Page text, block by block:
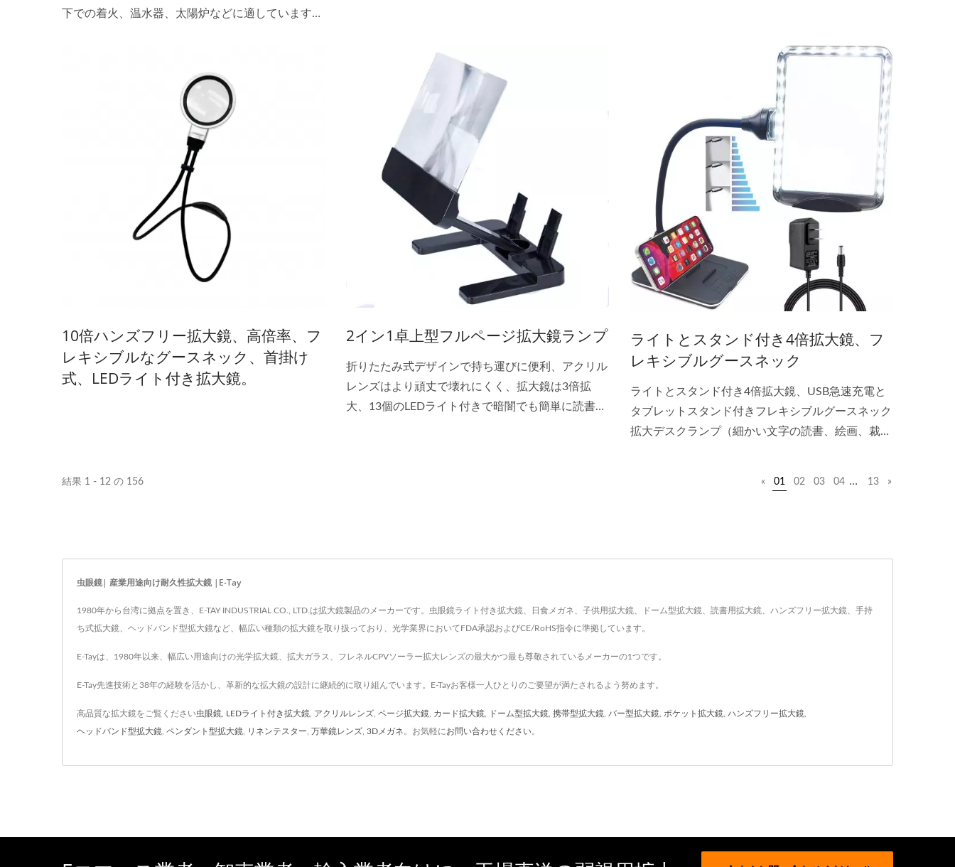
下での着火、温水器、太陽炉などに適しています。
広く使用されています。E-TAY当社は40年近くにわ
たり、専門的な製造・設計実績を持ち、特注品も承
っております。お客様にお選びいただけるよう、高
品質かつ競争力のある価格の製品を多数ご用意して
10倍ハンズフリー拡大鏡、高倍率、フ
レキシブルなグースネック、首掛け
式、LEDライト付き拡大鏡。
2イン1卓上型フルページ拡大鏡ランプ
折りたたみ式デザインで持ち運びに便利、アクリル
レンズはより頑丈で壊れにくく、拡大鏡は3倍拡
大、13個のLEDライト付きで暗闇でも簡単に読書で
ライトとスタンド付き4倍拡大鏡、フ
レキシブルグースネック
ライトとスタンド付き4倍拡大鏡、USB急速充電と
タブレットスタンド付きフレキシブルグースネック
拡大デスクランプ（細かい文字の読書、絵画、裁
結果 1 - 12 の 156 « 01 02 03 04 … 13 »
虫眼鏡| 産業用途向け耐久性拡大鏡 |E-Tay
1980年から台湾に拠点を置き、E-TAY INDUSTRIAL CO., LTD.は拡大鏡製品のメーカーです。虫眼鏡ライト付き拡大鏡、日食メガネ、子供用拡大鏡、ドーム型拡大鏡、読書用拡大鏡、ハンズフリー拡大鏡、手持
ち式拡大鏡、ヘッドバンド型拡大鏡など、幅広い種類の拡大鏡を取り扱っており、光学業界においてFDA承認およびCE/RoHS指令に準拠しています。
E-Tayは、1980年以来、幅広い用途向けの光学拡大鏡、拡大ガラス、フレネルCPVソーラー拡大レンズの最大かつ最も尊敬されているメーカーの1つです。
E-Tay先進技術と38年の経験を活かし、革新的な拡大鏡の設計に継続的に取り組んでいます。E-Tayお客様一人ひとりのご要望が満たされるよう努めます。
高品質な拡大鏡をご覧ください虫眼鏡 LEDライト付き拡大鏡 アクリルレンズ ページ拡大鏡 カード拡大鏡 ドーム型拡大鏡 携帯型拡大鏡 バー型拡大鏡 ポケット拡大鏡 ハンズフリー拡大鏡
ヘッドバンド型拡大鏡 ペンダント型拡大鏡 リネンテスター 万華鏡レンズ 3Dメガネ 。お気軽にお問い合わせください。